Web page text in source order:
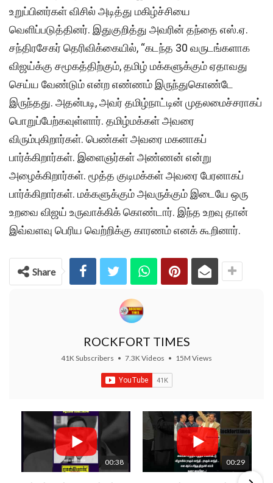
உறுப்பினர்கள் விசில் அடித்து மகிழ்ச்சியை
வெளிப்படுத்தினர். இதுகுறித்து அவரின் தந்தை எஸ்.ஏ.
சந்திரசேகர் தெரிவிக்கையில், “கடந்த 30 வருடங்களாக
விஜய்க்கு சமூகத்திற்கும், தமிழ் மக்களுக்கும் ஏதாவது
செய்ய வேண்டும் என்ற எண்ணம் இருந்துகொண்டே
இருந்தது. அதன்படி, அவர் தமிழ்நாட்டின் முதலமைச்சராகப்
பொறுப்பேற்கவுள்ளார். தமிழ்மக்கள் அவரை
விரும்புகிறார்கள். பெண்கள் அவரை மகனாகப்
பார்க்கிறார்கள். இளைஞர்கள் அண்ணன் என்று
அழைக்கிறார்கள். மூத்த குடிமக்கள் அவரை பேரனாகப்
பார்க்கிறார்கள். மக்களுக்கும் அவருக்கும் இடையே ஒரு
உறவை விஜய் உருவாக்கிக் கொண்டார். இந்த உறவு தான்
இவ்வளவு பெரிய வெற்றிக்கு காரணம் எனக் கூறினார்.
Share
ROCKFORT TIMES
41K Subscribers • 7.3K Videos • 15M Views
00:38 00:29